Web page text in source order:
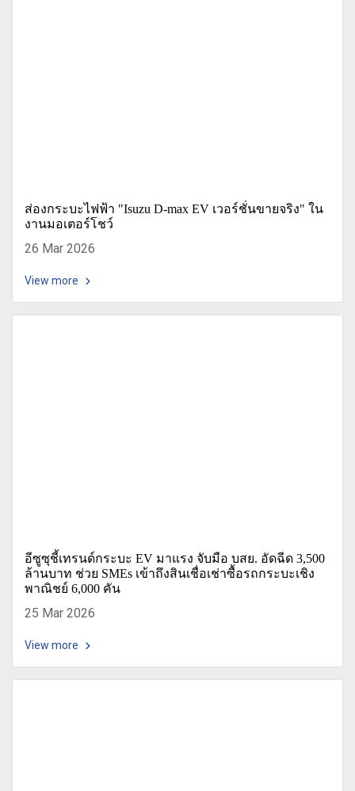
ส่องกระบะไฟฟ้า "Isuzu D-max EV เวอร์ชั่นขายจริง" ใน
งานมอเตอร์โชว์
26 Mar 2026
View more
อีซูซุชี้เทรนด์กระบะ EV มาแรง จับมือ บสย. อัดฉีด 3,500
ล้านบาท ช่วย SMEs เข้าถึงสินเชื่อเช่าซื้อรถกระบะเชิง
พาณิชย์ 6,000 คัน
25 Mar 2026
View more